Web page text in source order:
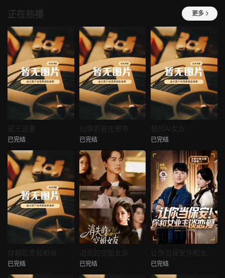
正在热播 更多
热播
邪王追妻
未知
邪王追妻
已完结
热播
未知
仙尊奶爸在都市
已完结
热播
我的AI女友
未知
我的AI女友
已完结
穿越后宫假和尚
已完结
热播
消失的空姐女友
已完结 已完结